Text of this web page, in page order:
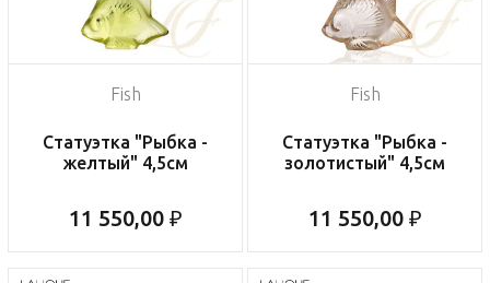
Fish
Статуэтка "Рыбка -
желтый" 4,5см
11 550,00 ₽
Fish
Статуэтка "Рыбка -
золотистый" 4,5см
11 550,00 ₽